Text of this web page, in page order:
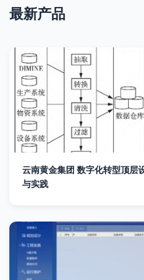
最新产品
云南黄金集团 数字化转型顶层
与实践